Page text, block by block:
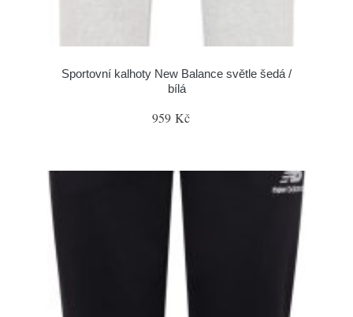
Sportovní kalhoty New Balance světle šedá /
bílá
959 Kč